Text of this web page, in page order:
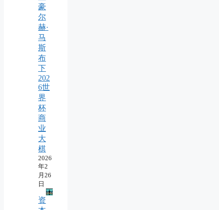
豪
尔
赫·
马
斯
布
下
202
6世
界
杯
商
业
大
棋
2026
年2
月26
日
资